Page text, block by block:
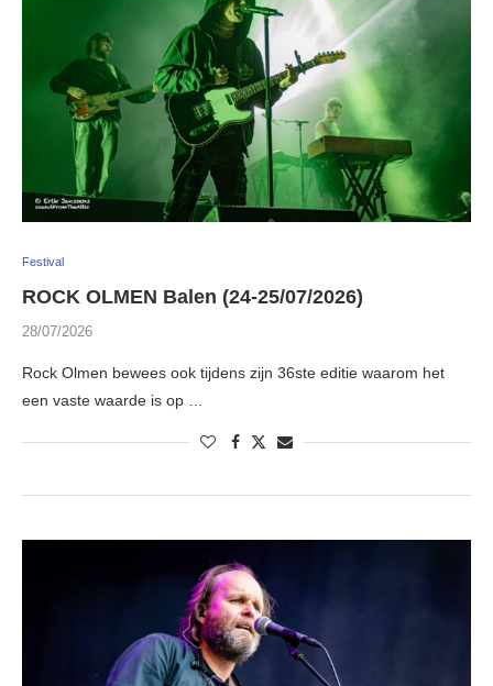
Festival
ROCK OLMEN Balen (24-25/07/2026)
28/07/2026
Rock Olmen bewees ook tijdens zijn 36ste editie waarom het
een vaste waarde is op …